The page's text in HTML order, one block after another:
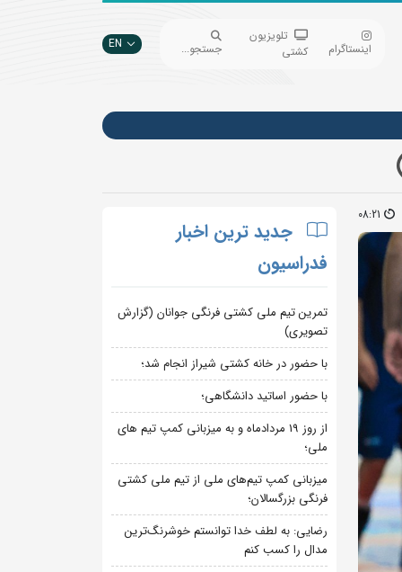
اینستاگرام
تلویزیون
کشتی
جستجو... EN
08:21
جدید ترین اخبار
فدراسیون
تمرین تیم ملی کشتی فرنگی جوانان (گزارش
تصویری)
با حضور در خانه کشتی شیراز انجام شد؛
با حضور اساتید دانشگاهی؛
از روز 19 مردادماه و به میزبانی کمپ تیم های
ملی؛
میزبانی کمپ تیم‌های ملی از تیم ملی کشتی
فرنگی بزرگسالان؛
رضایی: به لطف خدا توانستم خوشرنگ‌ترین
مدال را کسب کنم